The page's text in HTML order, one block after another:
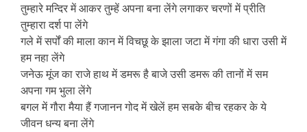
तुम्हारे मन्दिर में आकर तुम्हें अपना बना लेंगे लगाकर चरणों में प्रीति
तुम्हारा दर्श पा लेंगे
गले में सर्पों की माला कान में विचछू के झाला जटा में गंगा की धारा उसी में
हम नहा लेंगे
जनेऊ मूंज का राजे हाथ में डमरू है बाजे उसी डमरू की तानों में सम
अपना गम भुला लेंगे
बगल में गौरा मैया हैं गजानन गोद में खेलें हम सबके बीच रहकर के ये
जीवन धन्य बना लेंगे